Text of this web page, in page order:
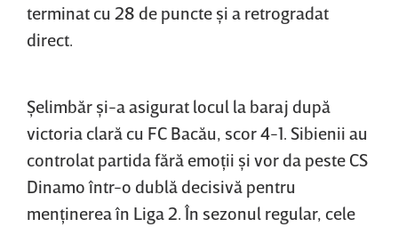
terminat cu 28 de puncte şi a retrogradat
direct.
Şelimbăr şi-a asigurat locul la baraj după
victoria clară cu FC Bacău, scor 4-1. Sibienii au
controlat partida fără emoţii şi vor da peste CS
Dinamo într-o dublă decisivă pentru
menţinerea în Liga 2. În sezonul regular, cele